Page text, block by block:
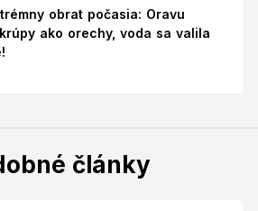
obrat počasia: Oravu
ako orechy, voda sa valila
články